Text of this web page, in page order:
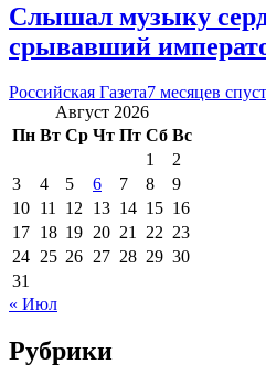
Слышал музыку
срывавший
Российская Газета7 месяцев
Август 2026
Пн Вт Ср Чт Пт Сб Вс
1
2
3
4 5 6 7 8
9
10 11 12 13 14 15 16
17 18 19 20 21 22 23
24 25 26 27 28 29 30
31
« Июл
Рубрики